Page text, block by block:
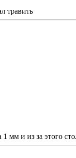
травить
мм и из за этого